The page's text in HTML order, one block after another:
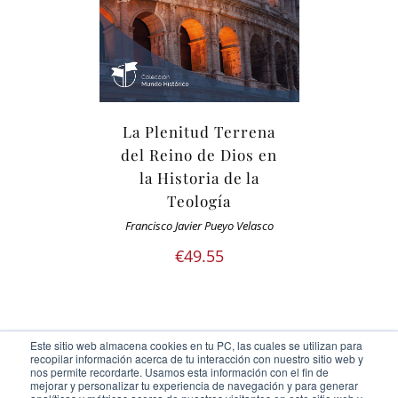
Este sitio web almacena cookies en tu PC, las cuales se utilizan para
recopilar información acerca de tu interacción con nuestro sitio web y
nos permite recordarte. Usamos esta información con el fin de
mejorar y personalizar tu experiencia de navegación y para generar
La Plenitud Terrena
del Reino de Dios en
la Historia de la
Teología
Francisco Javier Pueyo Velasco
€49.55